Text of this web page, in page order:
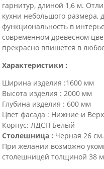
гарнитур, длиной 1,6 м.
кухни небольшого размера,
функциональность в
современном древесном
прекрасно впишется в
Характеристики :
Ширина изделия :1600 мм
Высота изделия : 2000 мм
Глубина изделия : 600 мм
Цвет фасада : Нижние и
Корпус: ЛДСП Белый
Столешница : Черная 26
При желании возможно
столешницей толщиной 38